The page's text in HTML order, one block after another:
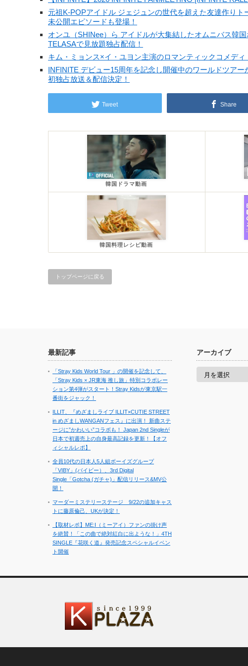
元祖K-POPアイドル ジェジュンの世代を超えた友達作り
未公開エピソードも登場！
オンユ（SHINee）ら アイドルが大集結したオムニバス韓
TELASAで見放題独占配信！
キム・ミョンス×イ・ユヨン主演のロマンティックコメデ
INFINITE デビュー15周年を記念し開催中のワールドツア
初独占放送＆配信決定！
Tweet Share
韓国ドラマ動画
韓国料理レシピ動画
トップページに戻る
最新記事
「Stray Kids World Tour 」の開催を記念して、
「Stray Kids × JR東海 推し旅」特別コラボレー
ション第4弾がスタート！Stray Kidsが東京駅一
番街をジャック！
ILLIT、『めざましライブ ILLIT×CUTIE STREET
in めざましWANGANフェス』に出演！ 新曲ステ
ージに”かわいい”コラボも！ Japan 2nd Singleが
日本で初週売上の自身最高記録を更新！【オフ
ィシャルレポ】
全員10代の日本人5人組ボーイズグループ
「VIBY」(バイビー）、3rd Digital
Single「Gotcha (ガチャ)」配信リリース&MV公
開！
マーダーミステリーステージ 9/22の追加キャス
トに藤原倫己、UKが決定！
【取材レポ】ME:I（ミーアイ）ファンの掛け声
を絶賛！「この曲で絶対紅白に出ような！」4TH
SINGLE『花咲く道』発売記念スペシャルイベン
ト開催
アーカイブ
ア